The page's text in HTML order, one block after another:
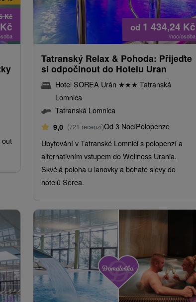
Kč
Kč
out
od 1 434,24 Kč
/noc/osoba
Tatranský Relax & Pohoda: Přijeďte
si odpočinout do Hotelu Uran
Hotel SOREA Urán ★★★ Tatranská
Lomnica
Tatranská Lomnica
9,0 (721 recenzí)Od 3 NocíPolopenze
Ubytování v Tatranské Lomnici s polopenzí a
alternativním vstupem do Wellness Urania.
Skvělá poloha u lanovky a bohaté slevy do
hotelů Sorea.